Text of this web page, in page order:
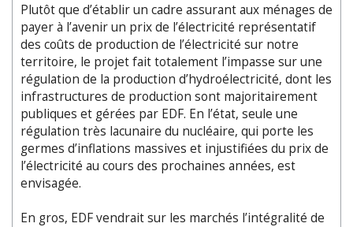
Plutôt que d’établir un cadre assurant aux ménages de
payer à l’avenir un prix de l’électricité représentatif
des coûts de production de l’électricité sur notre
territoire, le projet fait totalement l’impasse sur une
régulation de la production d’hydroélectricité, dont les
infrastructures de production sont majoritairement
publiques et gérées par EDF. En l’état, seule une
régulation très lacunaire du nucléaire, qui porte les
germes d’inflations massives et injustifiées du prix de
l’électricité au cours des prochaines années, est
envisagée.
En gros, EDF vendrait sur les marchés l’intégralité de